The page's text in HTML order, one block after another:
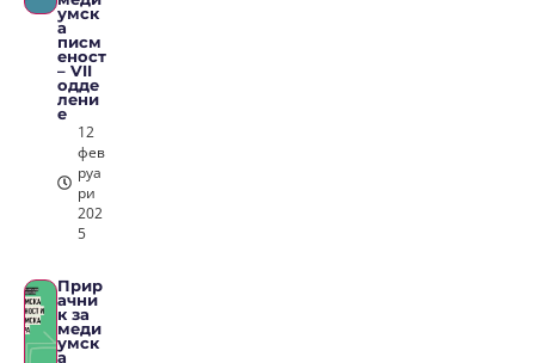
умск
а
писм
еност
– VII
одде
лени
е
12
фев
руа
ри
202
5
Прир
ачни
к за
меди
умск
а